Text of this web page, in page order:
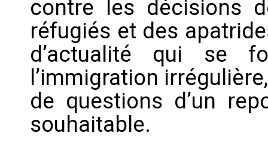
contre les décisions
réfugiés et des
d’actualité qui se
l’immigration
de questions d’un
souhaitable.